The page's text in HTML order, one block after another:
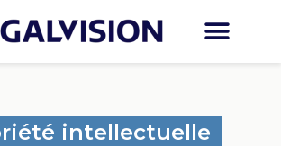
intellectuelle